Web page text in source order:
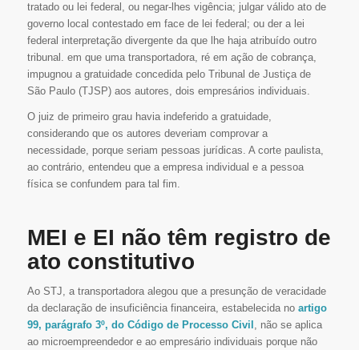
tratado ou lei federal, ou negar-lhes vigência; julgar válido ato de
governo local contestado em face de lei federal; ou der a lei
federal interpretação divergente da que lhe haja atribuído outro
tribunal. em que uma transportadora, ré em ação de cobrança,
impugnou a gratuidade concedida pelo Tribunal de Justiça de
São Paulo (TJSP) aos autores, dois empresários individuais.
O juiz de primeiro grau havia indeferido a gratuidade,
considerando que os autores deveriam comprovar a
necessidade, porque seriam pessoas jurídicas. A corte paulista,
ao contrário, entendeu que a empresa individual e a pessoa
física se confundem para tal fim.
MEI e EI não têm registro de
ato constitutivo
Ao STJ, a transportadora alegou que a presunção de veracidade
da declaração de insuficiência financeira, estabelecida no artigo
99, parágrafo 3º, do Código de Processo Civil , não se aplica
ao microempreendedor e ao empresário individuais porque não